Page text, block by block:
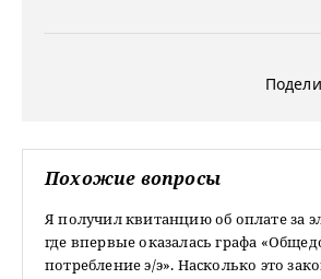
Похожие вопросы
Я получил квитанцию об оплате за
где впервые оказалась графа
потребление э/э». Насколько это